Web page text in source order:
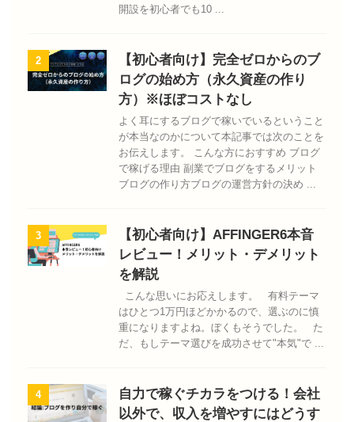
開設を初心者でも10 ...
2
【初心者向け】完全ゼロからのブ
ログの始め方（永久資産の作り
方）※ほぼコストなし
よく耳にするブログで稼いでいるということ
が本当なのかについて本記事では次のことを
お伝えします。 こんな方におすすめ ブログ
で稼げる理由 副業でブログをするメリット
ブログの作り方ブログの運営方針の決め ...
3
【初心者向け】AFFINGER6本音
レビュー！メリット・デメリット
を解説
こんな思いにお応えします。 有料テーマ
はひとつ1万円ほどかかるので、選ぶのに慎
重になりますよね。ぼくもそうでした。 た
だ、もしテーマ選びを成功させて"本気"で ...
4
自力で稼ぐチカラをつける！会社
以外で、収入を増やすにはどうす